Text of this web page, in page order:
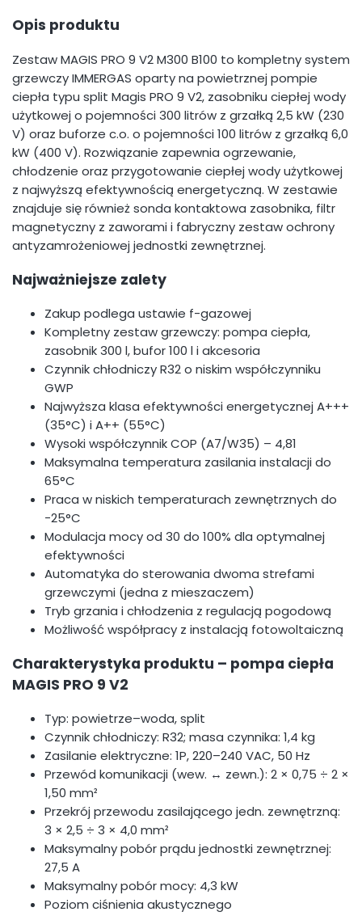
Opis produktu
Zestaw MAGIS PRO 9 V2 M300 B100 to kompletny system
grzewczy IMMERGAS oparty na powietrznej pompie
ciepła typu split Magis PRO 9 V2, zasobniku ciepłej wody
użytkowej o pojemności 300 litrów z grzałką 2,5 kW (230
V) oraz buforze c.o. o pojemności 100 litrów z grzałką 6,0
kW (400 V). Rozwiązanie zapewnia ogrzewanie,
chłodzenie oraz przygotowanie ciepłej wody użytkowej
z najwyższą efektywnością energetyczną. W zestawie
znajduje się również sonda kontaktowa zasobnika, filtr
magnetyczny z zaworami i fabryczny zestaw ochrony
antyzamrożeniowej jednostki zewnętrznej.
Najważniejsze zalety
Zakup podlega ustawie f-gazowej
Kompletny zestaw grzewczy: pompa ciepła,
zasobnik 300 l, bufor 100 l i akcesoria
Czynnik chłodniczy R32 o niskim współczynniku
GWP
Najwyższa klasa efektywności energetycznej A+++
(35°C) i A++ (55°C)
Wysoki współczynnik COP (A7/W35) – 4,81
Maksymalna temperatura zasilania instalacji do
65°C
Praca w niskich temperaturach zewnętrznych do
−25°C
Modulacja mocy od 30 do 100% dla optymalnej
efektywności
Automatyka do sterowania dwoma strefami
grzewczymi (jedna z mieszaczem)
Tryb grzania i chłodzenia z regulacją pogodową
Możliwość współpracy z instalacją fotowoltaiczną
Charakterystyka produktu – pompa ciepła
MAGIS PRO 9 V2
Typ: powietrze–woda, split
Czynnik chłodniczy: R32; masa czynnika: 1,4 kg
Zasilanie elektryczne: 1P, 220–240 VAC, 50 Hz
Przewód komunikacji (wew. ↔ zewn.): 2 × 0,75 ÷ 2 ×
1,50 mm²
Przekrój przewodu zasilającego jedn. zewnętrzną:
3 × 2,5 ÷ 3 × 4,0 mm²
Maksymalny pobór prądu jednostki zewnętrznej:
27,5 A
Maksymalny pobór mocy: 4,3 kW
Poziom ciśnienia akustycznego